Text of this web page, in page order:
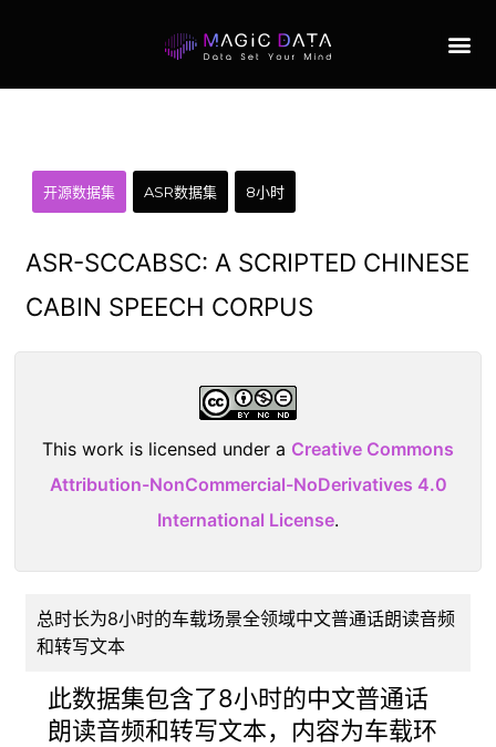
开源数据集 ASR数据集 8小时
ASR-SCCABSC: A SCRIPTED CHINESE
CABIN SPEECH CORPUS
This work is licensed under a Creative Commons
Attribution-NonCommercial-NoDerivatives 4.0
International License.
总时长为8小时的车载场景全领域中文普通话朗读音频
和转写文本
此数据集包含了8小时的中文普通话
朗读音频和转写文本，内容为车载环